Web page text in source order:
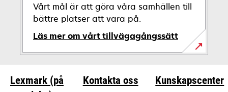
Vårt mål är att göra våra samhällen till
bättre platser att vara på.
Läs mer om vårt tillvägagångssätt
Lexmark (på
Kontakta oss Kunskapscenter